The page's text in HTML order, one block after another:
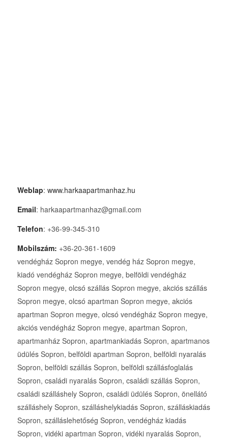
Weblap: www.harkaapartmanhaz.hu
Email: harkaapartmanhaz@gmail.com
Telefon: +36-99-345-310
Mobilszám: +36-20-361-1609
vendégház Sopron megye, vendég ház Sopron megye,
kiadó vendégház Sopron megye, belföldi vendégház
Sopron megye, olcsó szállás Sopron megye, akciós szállás
Sopron megye, olcsó apartman Sopron megye, akciós
apartman Sopron megye, olcsó vendégház Sopron megye,
akciós vendégház Sopron megye, apartman Sopron,
apartmanház Sopron, apartmankiadás Sopron, apartmanos
üdülés Sopron, belföldi apartman Sopron, belföldi nyaralás
Sopron, belföldi szállás Sopron, belföldi szállásfoglalás
Sopron, családi nyaralás Sopron, családi szállás Sopron,
családi szálláshely Sopron, családi üdülés Sopron, önellátó
szálláshely Sopron, szálláshelykiadás Sopron, szálláskiadás
Sopron, szálláslehetőség Sopron, vendégház kiadás
Sopron, vidéki apartman Sopron, vidéki nyaralás Sopron,